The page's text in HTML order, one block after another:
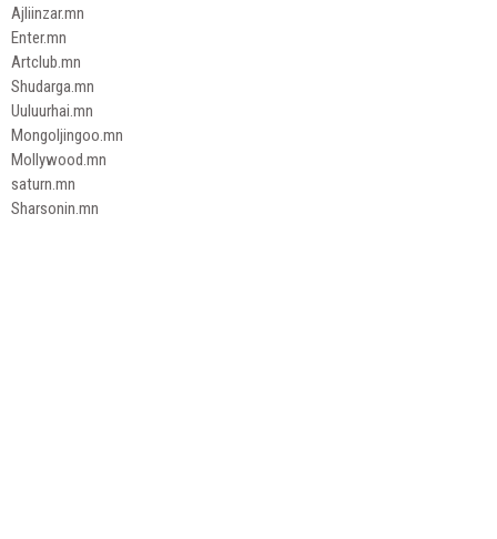
Ajliinzar.mn
Enter.mn
Artclub.mn
Shudarga.mn
Uuluurhai.mn
Mongoljingoo.mn
Mollywood.mn
saturn.mn
Sharsonin.mn